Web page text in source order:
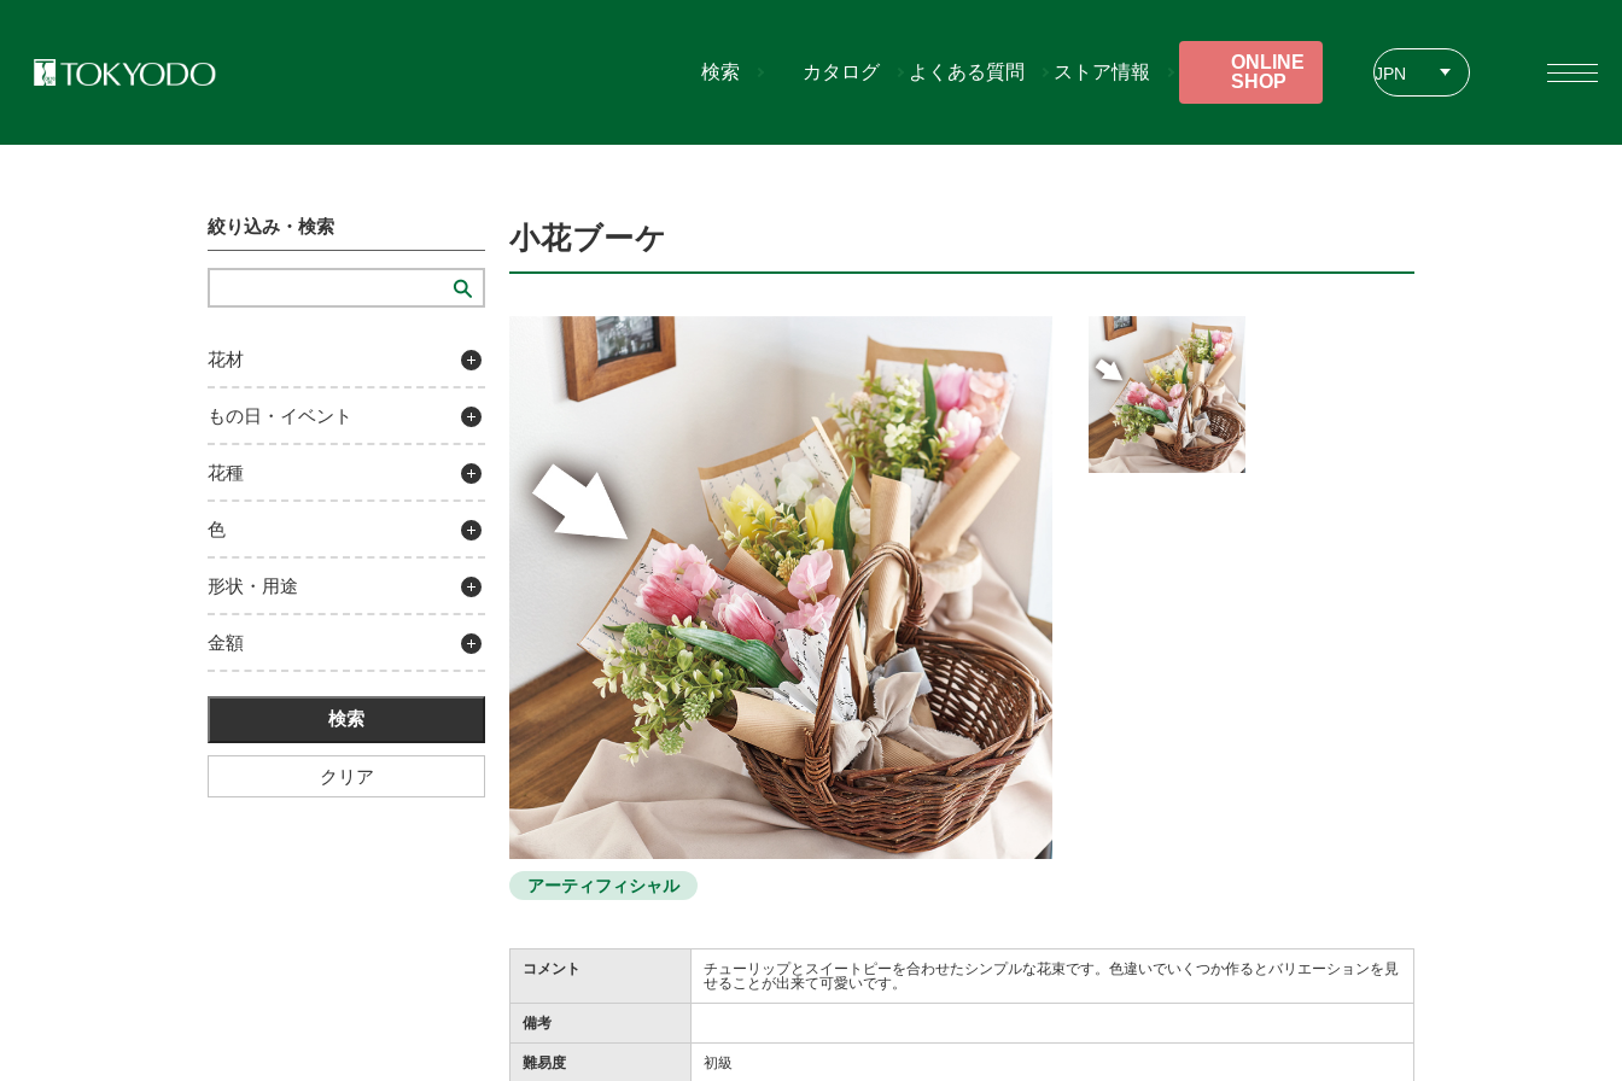
検索 JPN
カタログ よくある質問 ストア情報
ONLINE
SHOP
絞り込み・検索
花材
もの日・イベント
花種
色
形状・用途
金額
クリア
小花ブーケ
アーティフィシャル
コメント
チューリップとスイートピーを合わせたシンプルな花束です。色違いでいくつか作るとバリエーションを見
せることが出来て可愛いです。
備考
難易度 初級